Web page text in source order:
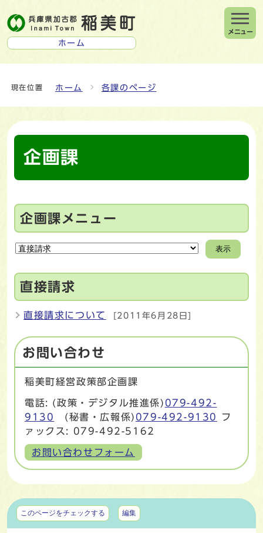
ホーム
メニュー
現在位置 ホーム 各課のページ
企画課
企画課メニュー
表示
直接請求
直接請求について [2011年6月28日]
お問い合わせ
稲美町経営政策部企画課
電話: (政策・デジタル推進係) 079-492-
9130
(秘書・広報係) 079-492-9130
フ
ァックス: 079-492-5162
お問い合わせフォーム
マイページ
このページをチェックする 編集